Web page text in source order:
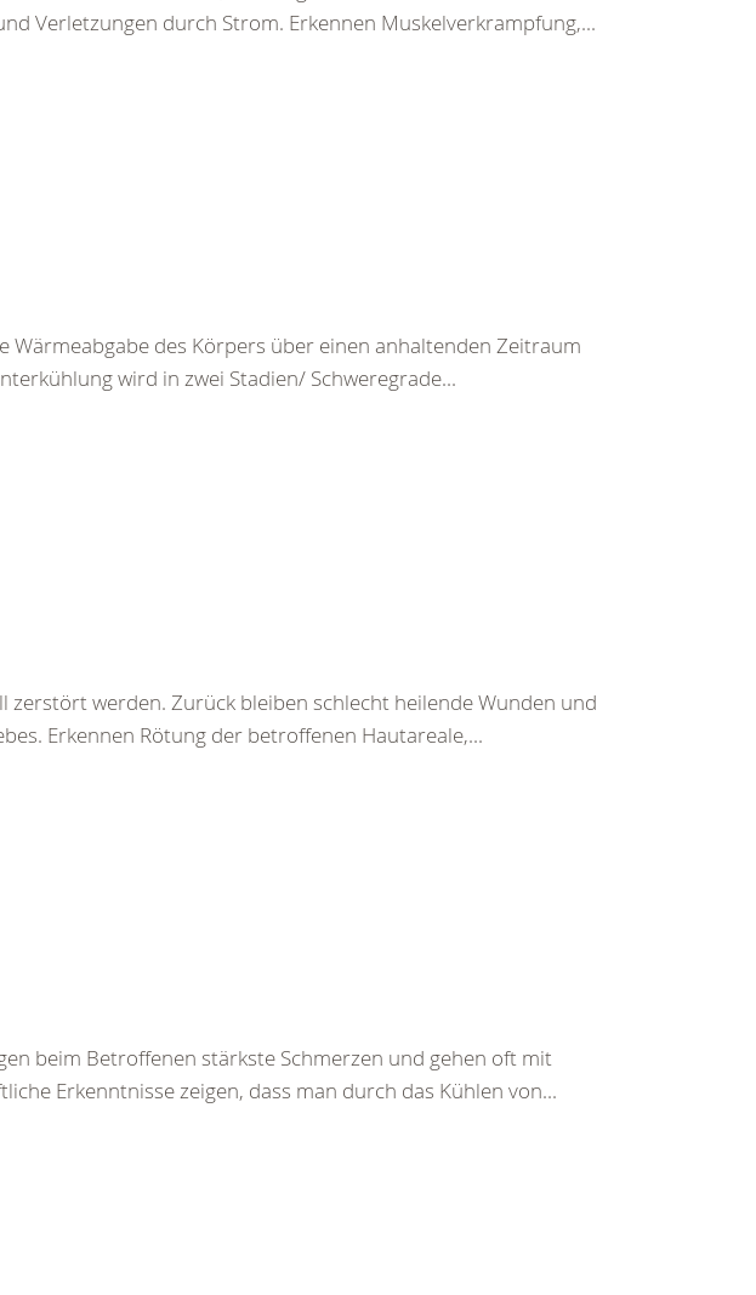
Verletzungen durch Strom. Erkennen Muskelverkrampfung,...
Wärmeabgabe des Körpers über einen anhaltenden Zeitraum
wird in zwei Stadien/ Schweregrade...
zerstört werden. Zurück bleiben schlecht heilende Wunden und
Erkennen Rötung der betroffenen Hautareale,...
beim Betroffenen stärkste Schmerzen und gehen oft mit
Erkenntnisse zeigen, dass man durch das Kühlen von...